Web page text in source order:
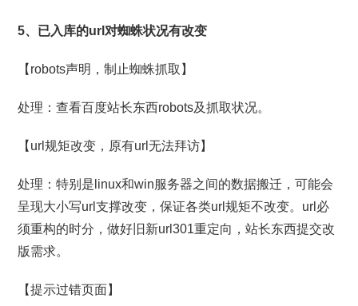
5、已入库的url对蜘蛛状况有改变
【robots声明，制止蜘蛛抓取】
处理：查看百度站长东西robots及抓取状况。
【url规矩改变，原有url无法拜访】
处理：特别是linux和win服务器之间的数据搬迁，可能会
呈现大小写url支撑改变，保证各类url规矩不改变。url必
须重构的时分，做好旧新url301重定向，站长东西提交改
版需求。
【提示过错页面】